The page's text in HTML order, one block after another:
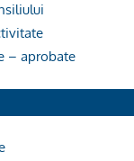
– aprobate